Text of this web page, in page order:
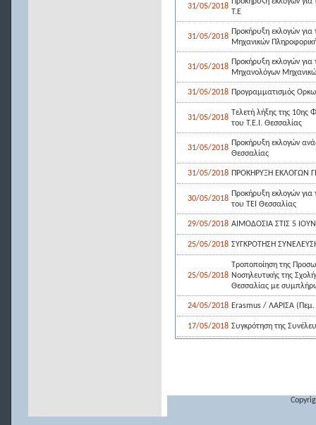
31/05/2018
Τ.Ε
31/05/2018
Προκήρυξη εκλογών
Μηχανικών
31/05/2018
Προκήρυξη εκλογών
Μηχανολόγων
31/05/2018 Προγραμματισμός
31/05/2018
Τελετή λήξης της 10ης
του Τ.Ε.Ι. Θεσσαλίας
31/05/2018
Προκήρυξη εκλογών
Θεσσαλίας
31/05/2018 ΠΡΟΚΗΡΥΞΗ ΕΚΛΟΓΩΝ
30/05/2018
Προκήρυξη εκλογών για
του ΤΕΙ Θεσσαλίας
29/05/2018 ΑΙΜΟΔΟΣΙΑ ΣΤΙΣ 5
25/05/2018 ΣΥΓΚΡΟΤΗΣΗ
25/05/2018
Τροποποίηση της
Νοσηλευτικής της
Θεσσαλίας με
24/05/2018 Erasmus / ΛΑΡΙΣΑ
17/05/2018 Συγκρότηση της